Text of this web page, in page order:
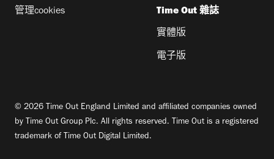
管理cookies Time Out 雜誌
實體版
電子版
© 2026 Time Out England Limited and affiliated companies owned
by Time Out Group Plc. All rights reserved. Time Out is a registered
trademark of Time Out Digital Limited.